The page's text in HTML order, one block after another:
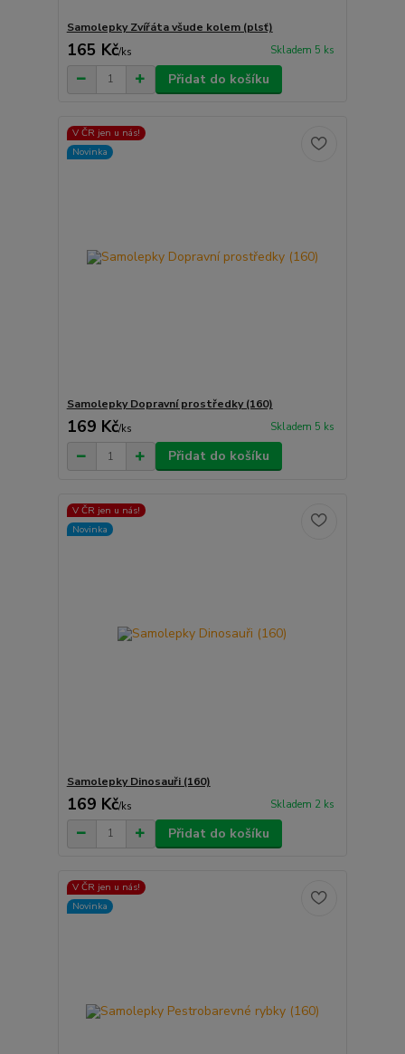
Samolepky Zvířáta všude kolem (plsť)
165 Kč/ks Skladem 5 ks
Přidat do košíku
V ČR jen u nás!
Novinka
Samolepky Dopravní prostředky (160)
169 Kč/ks Skladem 5 ks
Přidat do košíku
V ČR jen u nás!
Novinka
Samolepky Dinosauři (160)
169 Kč/ks Skladem 2 ks
Přidat do košíku
V ČR jen u nás!
Novinka